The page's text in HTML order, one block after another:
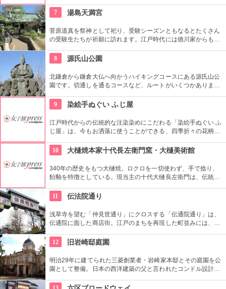
7
湯島天満宮
菅原道真を祭神として祀り、受験シーズンともなるとたくさん
の受験生たちが祈願に訪れます。江戸時代には徳川家からも尊
おり、境内には約300本もの梅があり、毎年時期になるとかぐ
わしい香りを漂わせます。2月上旬〜3月上旬には梅祭りも開催
されて賑わいます。
8 源氏山公園
北鎌倉から鎌倉大仏へ向かうハイキングコースにある源氏山公
園です。切通しを通るコースなど、ルートがいくつかありま
い道を登る場合も。公園中央の頼朝像がシンボルです。
9 染絵手ぬぐい ふじ屋
江戸時代からの伝統的な注染染めにこだわる「染絵手ぬぐい ふ
じ屋」は、今もお洒落に使うことができる、四季折々の花柄や
地の小物も各種扱っています。
10 大樋焼本家十代長左衛門窯・大樋美術館
340年の歴史をもつ大樋焼。ロクロを一切使わず、手で捻り、
飴釉を特徴としている。現当主の十代大樋長左衛門は、伝統と
いる。お茶室では大樋焼でお抹茶を飲むこともできる。
11 伝法院通り
浅草寺を望む「仲見世通り」にクロスする「伝通院通り」は、
伝通院に面した商店街。江戸のまちを再現した町並みには、屋
あります。多彩なお店が並んでいて、買い物や食事も楽しめま
す。
12 旧岩崎邸庭園
明治29年に建てられた三菱創業者・岩崎家本邸とその庭園を公
園として整備。日本の西洋建築の父と言われたコンドル設計の
文化財にもなっている。